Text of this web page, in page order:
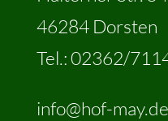
46284 Dorsten
Tel.: 02362/
info@hof-may.de